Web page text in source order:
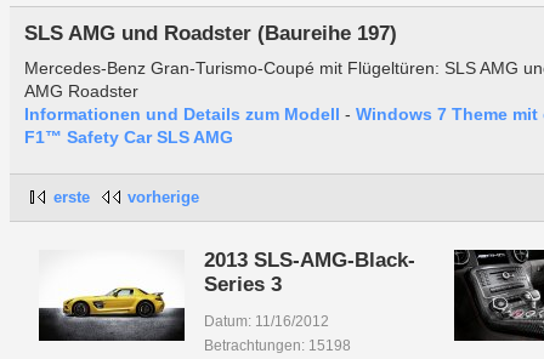
SLS AMG und Roadster (Baureihe 197)
Mercedes-Benz Gran-Turismo-Coupé mit Flügeltüren: SLS AMG
AMG Roadster
Informationen und Details zum Modell - Windows 7 Theme mit
F1™ Safety Car SLS AMG
erste vorherige
2013 SLS-AMG-Black-
Series 3
Datum: 11/16/2012
Betrachtungen: 15198